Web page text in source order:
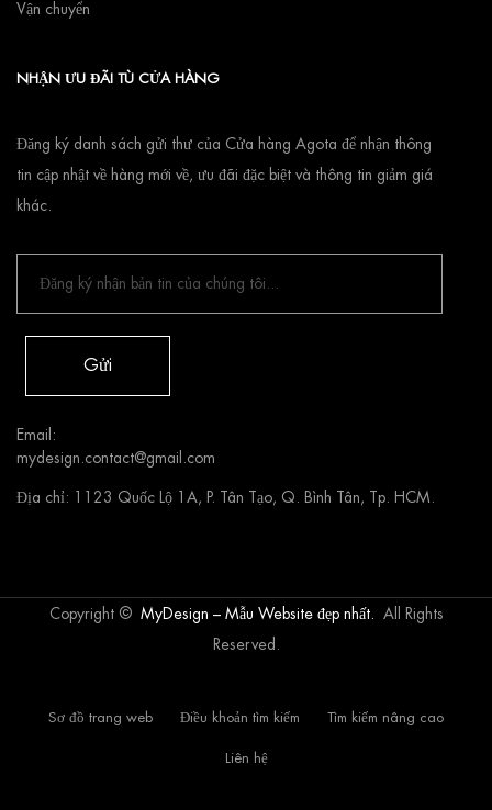
Vận chuyển
NHẬN ƯU ĐÃI TÙ CỬA HÀNG
Đăng ký danh sách gửi thư của Cửa hàng Agota để nhận thông
tin cập nhật về hàng mới về, ưu đãi đặc biệt và thông tin giảm giá
khác.
Gửi
Email:
mydesign.contact@gmail.com
Địa chỉ: 1123 Quốc Lộ 1A, P. Tân Tạo, Q. Bình Tân, Tp. HCM.
Copyright © MyDesign – Mẫu Website đẹp nhất.
All Rights
Reserved.
Sơ đồ trang web Điều khoản tìm kiếm Tìm kiếm nâng cao
Liên hệ